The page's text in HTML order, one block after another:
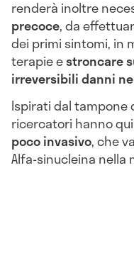
renderà inoltre
precoce, da
dei primi sintomi, in
terapie estroncare
irreversibili danni
Ispirati dal tampone
ricercatori hanno
poco invasivo, che
Alfa-sinucleina nella